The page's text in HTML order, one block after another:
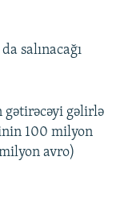
salınacağı
gətirəcəyi gəlirlə
100 milyon
avro)